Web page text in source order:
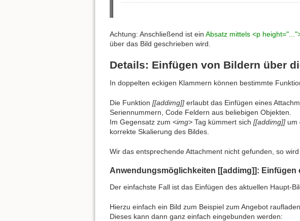
Achtung: Anschließend ist ein Absatz mittels <p
über das Bild geschrieben wird.
Details: Einfügen von Bildern über
In doppelten eckigen Klammern können bestimmte
Die Funktion [[addimg]] erlaubt das Einfügen eines
Seriennummern, Code Feldern aus beliebigen Objekten.
Im Gegensatz zum <img> Tag kümmert sich [[addimg]] um
korrekte Skalierung des Bildes.
Wir das entsprechende Attachment nicht gefunden, so
Anwendungsmöglichkeiten [[addimg]]: Einfügen
Der einfachste Fall ist das Einfügen des aktuellen Haupt-
Hierzu einfach ein Bild zum Beispiel zum Angebot
Dieses kann dann ganz einfach eingebunden werden: